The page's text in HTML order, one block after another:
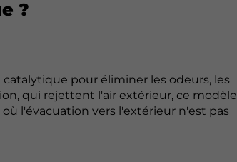
?
pour éliminer les odeurs, les
qui rejettent l'air extérieur, ce modèle
l'évacuation vers l'extérieur n'est pas